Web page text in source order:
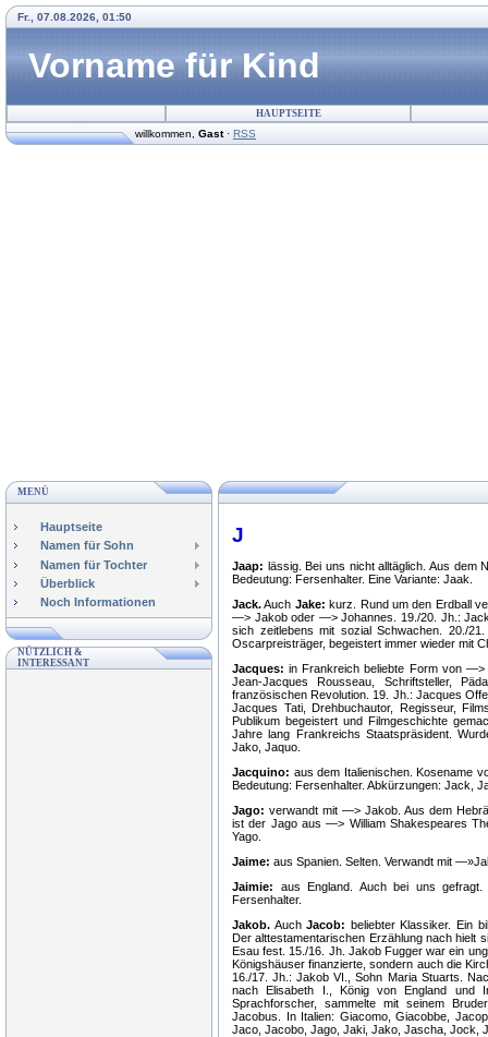
Fr., 07.08.2026, 01:50
Vorname für Kind
HAUPTSEITE
willkommen Gast· RSS
MENÜ
Hauptseite
Namen für Sohn
Namen für Tochter
Überblick
Noch Informationen
NÜTZLICH &
INTERESSANT
J
Jaap: lässig. Bei uns nicht alltäglich. Aus dem
Bedeutung: Fersenhalter. Eine Variante: Jaak.
Jack.Auch Jake: kurz. Rund um den Erdball
—> Jakob oder —> Johannes. 19./20. Jh.:
sich zeitlebens mit sozial Schwachen. 20./
Oscarpreisträger, begeistert immer wieder mit
Jacques: in Frankreich beliebte Form von —>
Jean-Jacques Rousseau, Schriftsteller,
französischen Revolution. 19. Jh.: Jacques
Jacques Tati, Drehbuchautor, Regisseur,
Publikum begeistert und Filmgeschichte
Jahre lang Frankreichs Staatspräsident.
Jako, Jaquo.
Jacquino: aus dem Italienischen. Kosename
Bedeutung: Fersenhalter. Abkürzungen: Jack,
Jago: verwandt mit —> Jakob. Aus dem
ist der Jago aus —> William Shakespeares
Yago.
Jaime: aus Spanien. Selten. Verwandt mit
Jaimie: aus England. Auch bei uns
Fersenhalter.
Jakob. AuchJacob: beliebter Klassiker. Ein
Der alttestamentarischen Erzählung nach hielt
Esau fest. 15./16. Jh. Jakob Fugger war ein
Königshäuser finanzierte, sondern auch die
16./17. Jh.: Jakob VI., Sohn Maria Stuarts.
nach Elisabeth I., König von England und
Sprachforscher, sammelte mit seinem
Jacobus. In Italien: Giacomo, Giacobbe,
Jaco, Jacobo, Jago, Jaki, Jako, Jascha, Jock,